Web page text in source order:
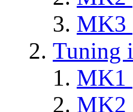
MK3
Tuning
MK1
MK2